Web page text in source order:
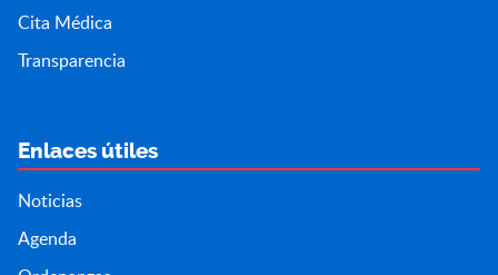
Cita Médica
Transparencia
Enlaces útiles
Noticias
Agenda